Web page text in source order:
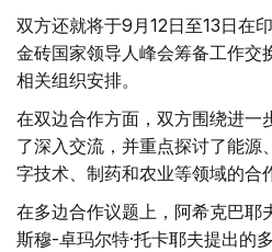
双方还就将于9月12日至13日在
金砖国家领导人峰会筹备工作交
相关组织安排。
在双边合作方面，双方围绕进一
了深入交流，并重点探讨了能源
字技术、制药和农业等领域的合
在多边合作议题上，阿希克巴耶
斯穆-卓玛尔特·托卡耶夫提出的